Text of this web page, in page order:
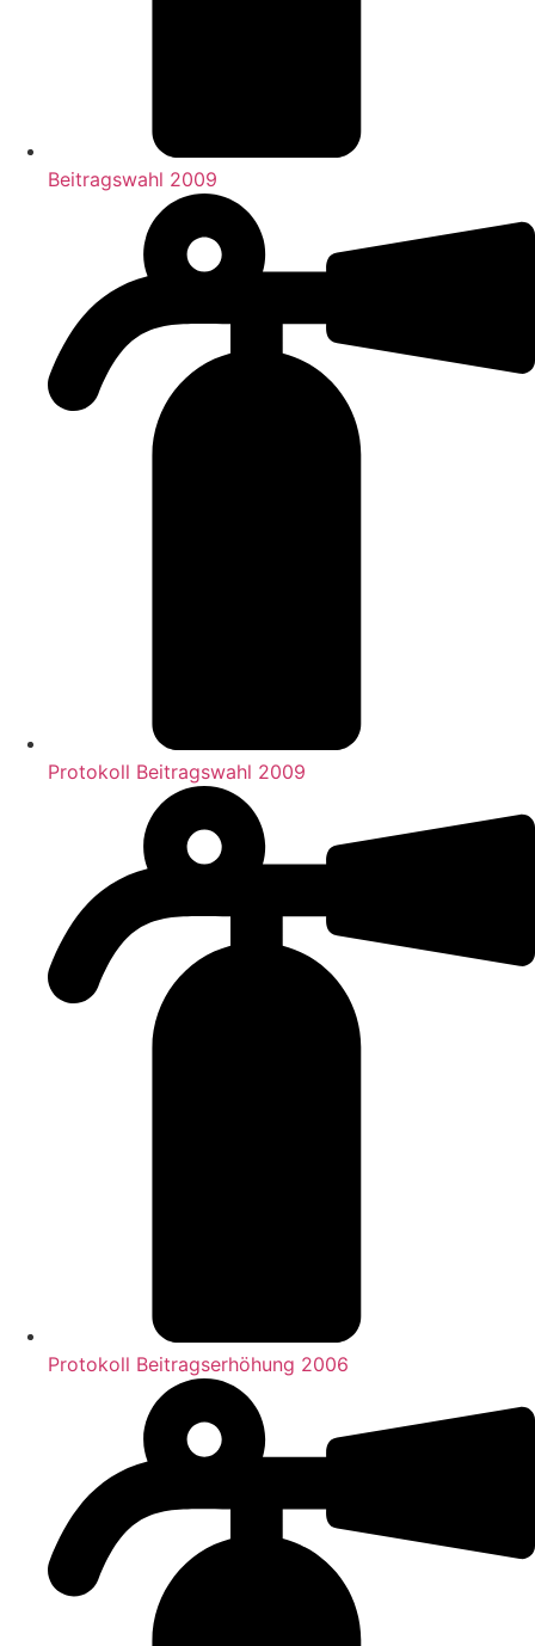
Beitragswahl 2009
Protokoll Beitragswahl 2009
Protokoll Beitragserhöhung 2006